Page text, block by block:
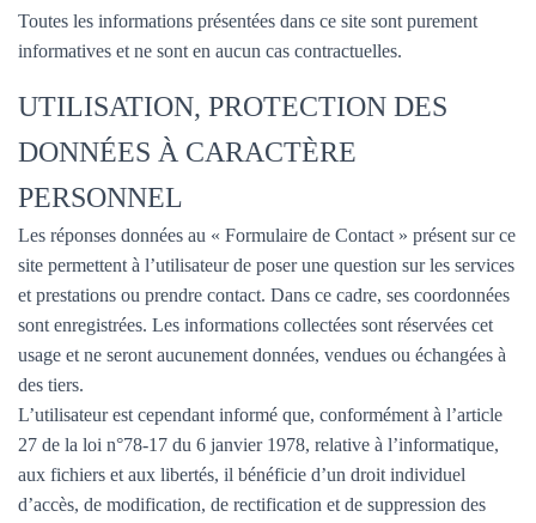
Toutes les informations présentées dans ce site sont purement
informatives et ne sont en aucun cas contractuelles.
UTILISATION, PROTECTION DES
DONNÉES À CARACTÈRE
PERSONNEL
Les réponses données au « Formulaire de Contact » présent sur ce
site permettent à l’utilisateur de poser une question sur les services
et prestations ou prendre contact. Dans ce cadre, ses coordonnées
sont enregistrées. Les informations collectées sont réservées cet
usage et ne seront aucunement données, vendues ou échangées à
des tiers.
L’utilisateur est cependant informé que, conformément à l’article
27 de la loi n°78-17 du 6 janvier 1978, relative à l’informatique,
aux fichiers et aux libertés, il bénéficie d’un droit individuel
d’accès, de modification, de rectification et de suppression des